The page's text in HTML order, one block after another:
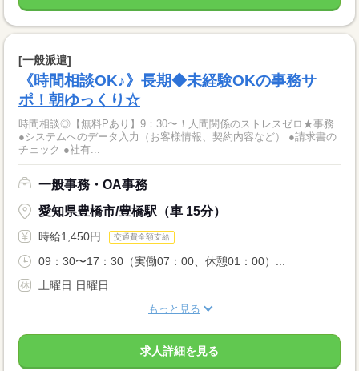
[一般派遣]
《時間相談OK♪》長期◆未経験OKの事務サ
ポ！朝ゆっくり☆
時間相談◎【無料Pあり】9：30〜！人間関係のストレスゼロ★事務
●システムへのデータ入力（お客様情報、契約内容など） ●請求書の
チェック ●社有...
一般事務・OA事務
愛知県豊橋市/豊橋駅（車 15分）
時給1,450円 交通費全額支給
09：30〜17：30（実働07：00、休憩01：00）...
土曜日 日曜日
もっと見る
求人詳細を見る